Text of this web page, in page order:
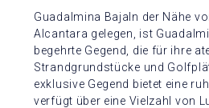
Guadalmina BajaIn der Nähe
Alcantara gelegen, ist
begehrte Gegend, die für ihre
Strandgrundstücke und
exklusive Gegend bietet eine
verfügt über eine Vielzahl von